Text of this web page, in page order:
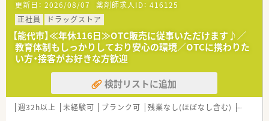
ます。
【法人特徴について】
■国内の小売業でトップクラスのシェアを誇る大手グループで
あり、安定した経営基盤のもとで全国各地に調剤薬局を展開して
います。
■ショッピングモールを地域医療の拠点と位置付けており、衣食
住の「住」を支えるヘルスケア事業を重要戦略として推進してい
ます。
■地域の方々の健康をトータルでサポートするヘルスケアステ
更新日： 2026/08/07 薬剤師求人ID： 416125
正社員
ドラッグストア
【能代市】≪年休116日≫OTC販売に従事いただけます♪／
教育体制もしっかりしており安心の環境／OTCに携わりた
い方・接客がお好きな方歓迎
検討リストに追加
週32h以上 未経験可 ブランク可 残業なし(ほぼなし含む) 車通勤